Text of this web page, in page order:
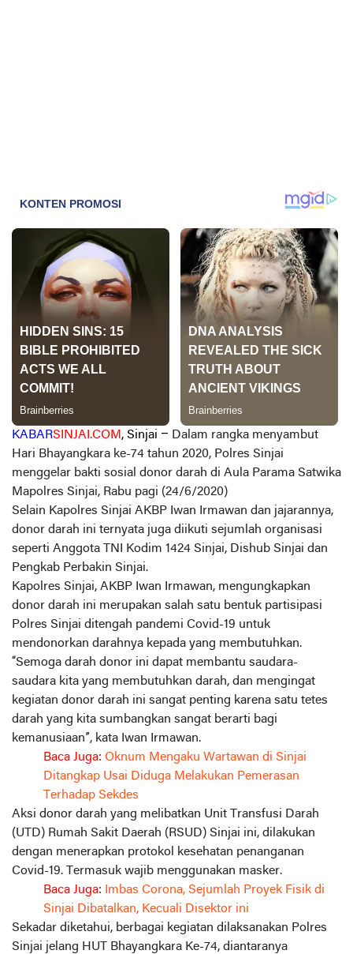
KABARSINJAI.COM , Sinjai – Dalam rangka menyambut
Hari Bhayangkara ke-74 tahun 2020, Polres Sinjai
menggelar bakti sosial donor darah di Aula Parama Satwika
Mapolres Sinjai, Rabu pagi (24/6/2020)⁣⁣
Selain Kapolres Sinjai AKBP Iwan Irmawan dan jajarannya,
donor darah ini ternyata juga diikuti sejumlah organisasi
seperti Anggota TNI Kodim 1424 Sinjai, Dishub Sinjai dan
Pengkab Perbakin Sinjai.
Kapolres Sinjai, AKBP Iwan Irmawan, mengungkapkan
donor darah ini merupakan salah satu bentuk partisipasi
Polres Sinjai ditengah pandemi Covid-19 untuk
mendonorkan darahnya kepada yang membutuhkan.⁣⁣
“Semoga darah donor ini dapat membantu saudara-
saudara kita yang membutuhkan darah, dan mengingat
kegiatan donor darah ini sangat penting karena satu tetes
darah yang kita sumbangkan sangat berarti bagi
kemanusiaan”, kata Iwan Irmawan.
Baca Juga: Oknum Mengaku Wartawan di Sinjai
Ditangkap Usai Diduga Melakukan Pemerasan
Terhadap Sekdes
Aksi donor darah yang melibatkan Unit Transfusi Darah
(UTD) Rumah Sakit Daerah (RSUD) Sinjai ini, dilakukan
dengan menerapkan protokol kesehatan penanganan
Covid-19. Termasuk wajib menggunakan masker.
Baca Juga:
Imbas Corona, Sejumlah Proyek Fisik di
Sinjai Dibatalkan, Kecuali Disektor ini
Sekadar diketahui, berbagai kegiatan dilaksanakan Polres
Sinjai jelang HUT Bhayangkara Ke-74, diantaranya